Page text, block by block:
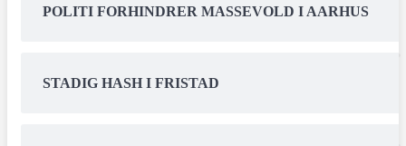
POLITI FORHINDRER MASSEVOLD I AARHUS
STADIG HASH I FRISTAD